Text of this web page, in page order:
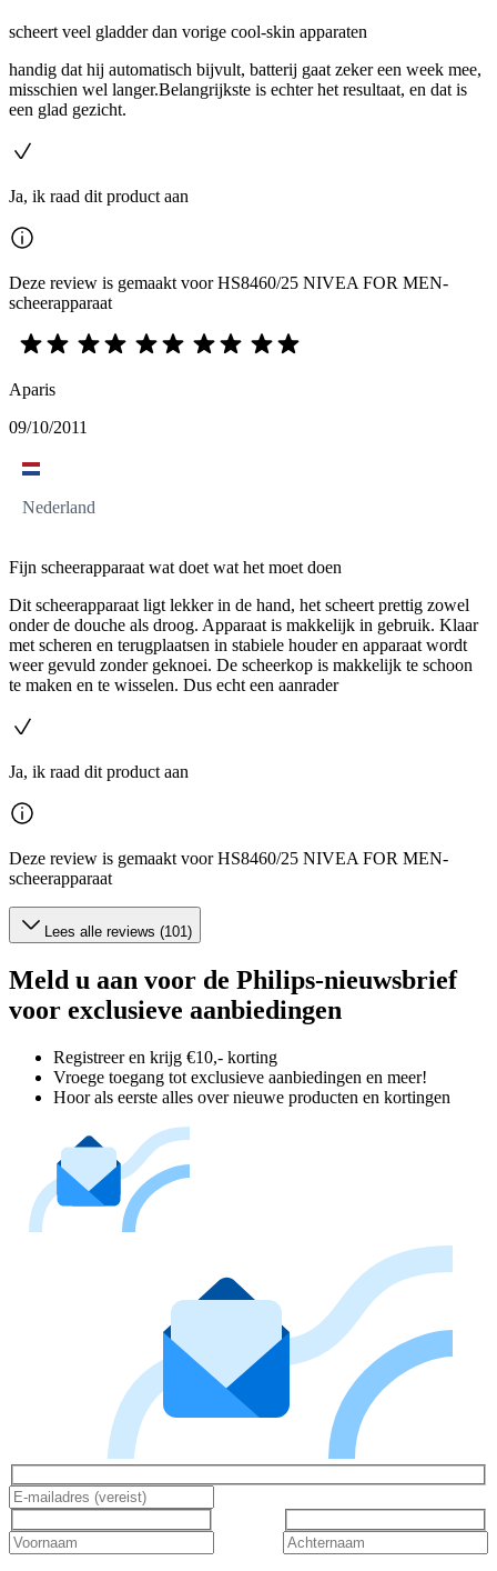
scheert veel gladder dan vorige cool-skin apparaten
handig dat hij automatisch bijvult, batterij gaat zeker een week mee,
misschien wel langer.Belangrijkste is echter het resultaat, en dat is
een glad gezicht.
Ja, ik raad dit product aan
Deze review is gemaakt voor HS8460/25 NIVEA FOR MEN-
scheerapparaat
Aparis
09/10/2011
Nederland
Fijn scheerapparaat wat doet wat het moet doen
Dit scheerapparaat ligt lekker in de hand, het scheert prettig zowel
onder de douche als droog. Apparaat is makkelijk in gebruik. Klaar
met scheren en terugplaatsen in stabiele houder en apparaat wordt
weer gevuld zonder geknoei. De scheerkop is makkelijk te schoon
te maken en te wisselen. Dus echt een aanrader
Ja, ik raad dit product aan
Deze review is gemaakt voor HS8460/25 NIVEA FOR MEN-
scheerapparaat
Lees alle reviews (101)
Meld u aan voor de Philips-nieuwsbrief
voor exclusieve aanbiedingen
Registreer en krijg €10,- korting
Vroege toegang tot exclusieve aanbiedingen en meer!
Hoor als eerste alles over nieuwe producten en kortingen